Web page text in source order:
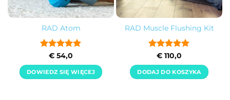
RAD Atom
Oceniono
na 5
€ 54,0
DOWIEDZ SIĘ WIĘCEJ
RAD Muscle Flushing Kit
Oceniono
na 5
€ 110,0
DODAJ DO KOSZYKA